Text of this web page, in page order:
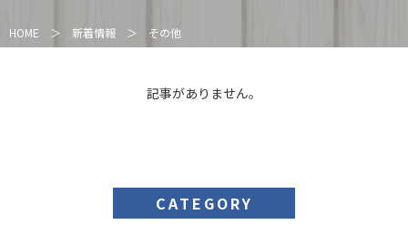
HOME ＞ 新着情報 ＞ その他
記事がありません。
CATEGORY